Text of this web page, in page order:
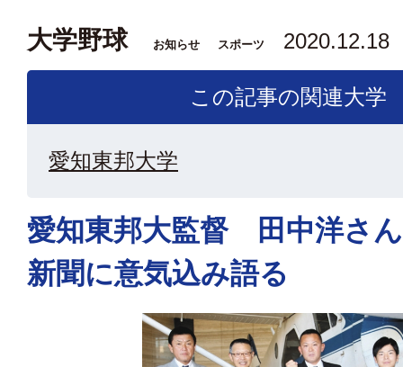
大学野球 お知らせ スポーツ 2020.12.18
この記事の関連大学
愛知東邦大学
愛知東邦大監督 田中洋さ
新聞に意気込み語る